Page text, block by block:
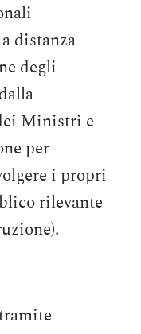
distanza
degli
Ministri e
per
i propri
rilevante